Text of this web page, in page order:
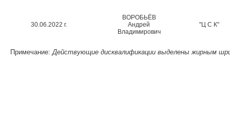
30.06.2022 г.
ВОРОБЬЁВ
Андрей
Владимирович
"Ц С К"
Примечание: Действующие дисквалификации выделены жирным